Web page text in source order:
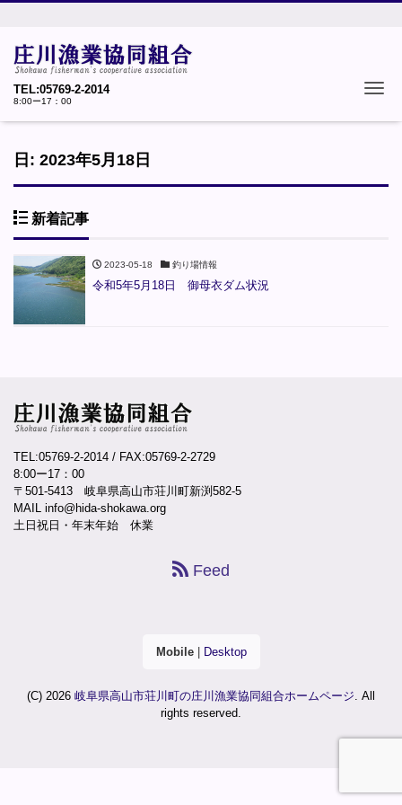
TEL:05769-2-2014
8:00ー17：00
日: 2023年5月18日
新着記事
2023-05-18 釣り場情報
令和5年5月18日 御母衣ダム状況
TEL:05769-2-2014 / FAX:05769-2-2729
8:00ー17：00
〒501-5413 岐阜県高山市荘川町新渕582-5
MAIL info@hida-shokawa.org
土日祝日・年末年始 休業
Feed
Mobile| Desktop
(C) 2026 岐阜県高山市荘川町の庄川漁業協同組合ホームページ . All
rights reserved.